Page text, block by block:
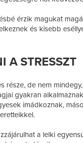
érzik magukat
és kisebb
A STRESSZT
része, de nem
gyakran
imádkoznak,
a lelki